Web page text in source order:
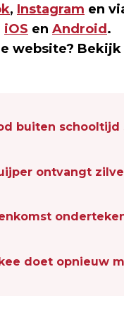
, Instagram en
iOS en Android .
website? Bekijk
buiten schooltijd
ontvangt
doet opnieuw